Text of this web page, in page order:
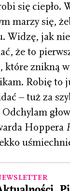
się ciepło.
marzy się,
Widzę, jak
że to
które znikną
Robię to
– tuż za
Hoppera